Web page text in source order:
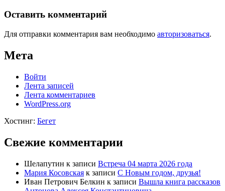
Оставить комментарий
Для отправки комментария вам необходимо авторизоваться.
Мета
Войти
Лента записей
Лента комментариев
WordPress.org
Хостинг: Бегет
Свежие комментарии
Шелапутин к записи Встреча 04 марта 2026 года
Мария Косовская к записи С Новым годом, друзья!
Иван Петрович Белкин к записи Вышла книга рассказов